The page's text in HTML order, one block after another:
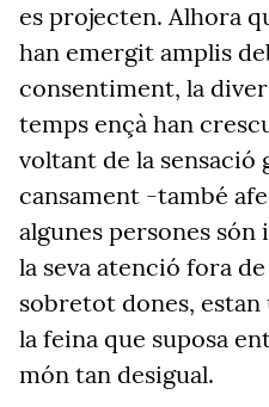
es projecten. Alhora
han emergit amplis
consentiment, la
temps ençà han
voltant de la sensació
cansament -també
algunes persones
la seva atenció fora
sobretot dones, estan
la feina que suposa
món tan desigual.